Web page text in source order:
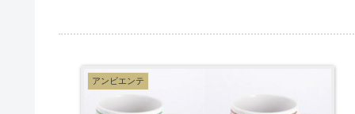
アンビエンテ